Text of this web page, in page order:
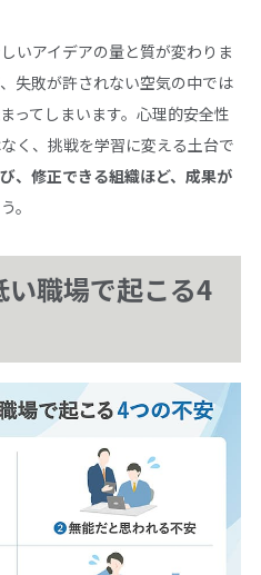
いアイデアの量と質が変わりま
失敗が許されない空気の中では
ってしまいます。心理的安全性
く、挑戦を学習に変える土台で
、修正できる組織ほど、成果が
。
職場で起こる4